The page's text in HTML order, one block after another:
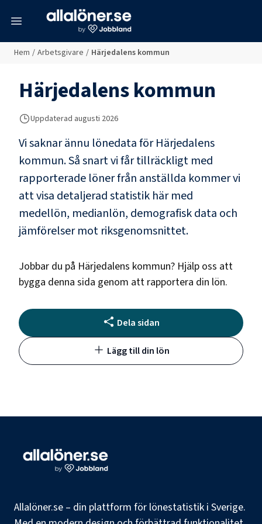
Hem / Arbetsgivare / Härjedalens kommun
Härjedalens kommun
Uppdaterad augusti 2026
Vi saknar ännu lönedata förHärjedalens
kommun. Så snart vi får tillräckligt med
rapporterade löner från anställda kommer vi
att visa detaljerad statistik här med
medellön, medianlön, demografisk data och
jämförelser mot riksgenomsnittet.
Jobbar du på Härjedalens kommun? Hjälp oss att
bygga denna sida genom att rapportera din lön.
Dela sidan
Lägg till din lön
Allalöner.se – din plattform för lönestatistik i Sverige.